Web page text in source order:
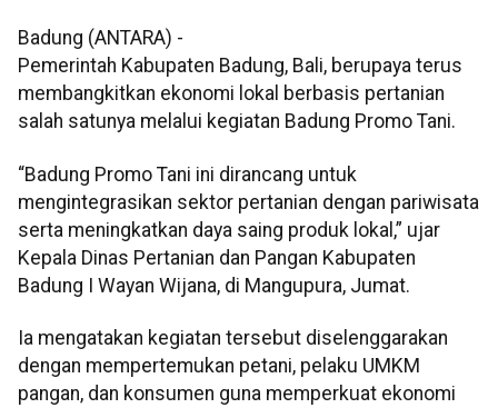
Badung (ANTARA) -
Pemerintah Kabupaten Badung, Bali, berupaya terus
membangkitkan ekonomi lokal berbasis pertanian
salah satunya melalui kegiatan Badung Promo Tani.
“Badung Promo Tani ini dirancang untuk
mengintegrasikan sektor pertanian dengan pariwisata
serta meningkatkan daya saing produk lokal,” ujar
Kepala Dinas Pertanian dan Pangan Kabupaten
Badung I Wayan Wijana, di Mangupura, Jumat.
Ia mengatakan kegiatan tersebut diselenggarakan
dengan mempertemukan petani, pelaku UMKM
pangan, dan konsumen guna memperkuat ekonomi